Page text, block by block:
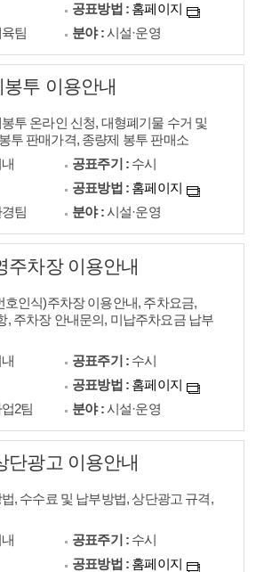
공표방법 : 홈페이지
팀 분야 :시설·운영
투 이용안내
투 온라인 신청, 대형폐기물 수거 및
투 판매가격, 종량제 봉투 판매소
공표주기 : 수시
공표방법 : 홈페이지
팀 분야 :시설·운영
주차장 이용안내
호인식)주차장 이용안내, 주차요금,
, 주차장 안내문의, 미납주차요금 납부
공표주기 : 수시
공표방법 : 홈페이지
2팀 분야 :시설·운영
단광고 이용안내
, 수수료 및 납부방법, 상단광고 규격,
공표주기 : 수시
공표방법 : 홈페이지